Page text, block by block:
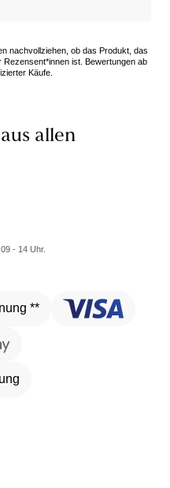
nachvollziehen, ob das Produkt, das
ist. Bewertungen ab
Käufe.
allen
- 14 Uhr.
**